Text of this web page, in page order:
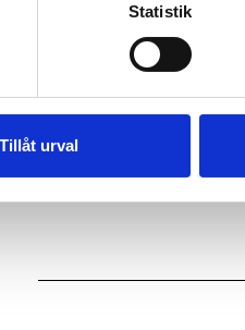
Statistik
Tillåt urval